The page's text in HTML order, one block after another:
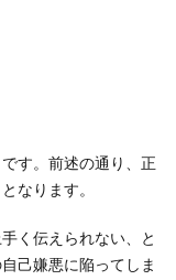
す。前述の通り、正
なります。
く伝えられない、と
己嫌悪に陥ってしま